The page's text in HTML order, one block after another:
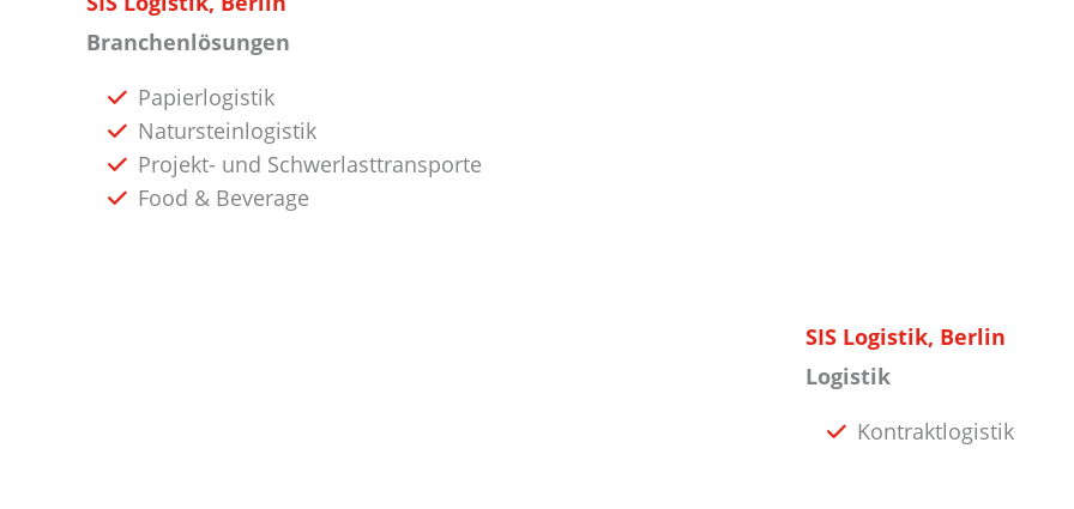
Branchenlösungen
Papierlogistik
Natursteinlogistik
Projekt- und Schwerlasttransporte
Food & Beverage
SIS Logistik, Berlin
Logistik
Kontraktlogistik